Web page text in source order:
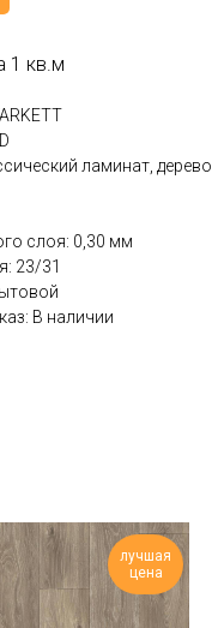
1 кв.м
ламинат, дерево
слоя: 0,30 мм
23/31
В наличии
лучшая
цена